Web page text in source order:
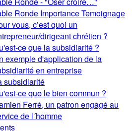
Ronde Importance Temoignage
vous, c’est quoi un
dirigeant chrétien ?
ce que la subsidiarité ?
exemple d'application de la
en entreprise
subsidiarité
ce que le bien commun ?
Ferré, un patron engagé au
de l´homme